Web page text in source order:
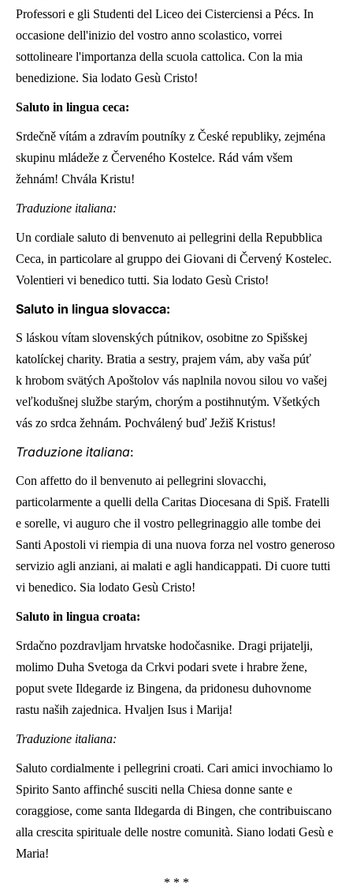
Professori e gli Studenti del Liceo dei Cisterciensi a Pécs. In
occasione dell'inizio del vostro anno scolastico, vorrei
sottolineare l'importanza della scuola cattolica. Con la mia
benedizione. Sia lodato Gesù Cristo!
Saluto in lingua ceca:
Srdečně vítám a zdravím poutníky z České republiky, zejména
skupinu mládeže z Červeného Kostelce. Rád vám všem
žehnám! Chvála Kristu!
Traduzione italiana:
Un cordiale saluto di benvenuto ai pellegrini della Repubblica
Ceca, in particolare al gruppo dei Giovani di Červený Kostelec.
Volentieri vi benedico tutti. Sia lodato Gesù Cristo!
Saluto in lingua slovacca:
S láskou vítam slovenských pútnikov, osobitne zo Spišskej
katolíckej charity. Bratia a sestry, prajem vám, aby vaša púť
k hrobom svätých Apoštolov vás naplnila novou silou vo vašej
veľkodušnej službe starým, chorým a postihnutým. Všetkých
vás zo srdca žehnám. Pochválený buď Ježiš Kristus!
Traduzione italiana:
Con affetto do il benvenuto ai pellegrini slovacchi,
particolarmente a quelli della Caritas Diocesana di Spiš. Fratelli
e sorelle, vi auguro che il vostro pellegrinaggio alle tombe dei
Santi Apostoli vi riempia di una nuova forza nel vostro generoso
servizio agli anziani, ai malati e agli handicappati. Di cuore tutti
vi benedico. Sia lodato Gesù Cristo!
Saluto in lingua croata:
Srdačno pozdravljam hrvatske hodočasnike. Dragi prijatelji,
molimo Duha Svetoga da Crkvi podari svete i hrabre žene,
poput svete Ildegarde iz Bingena, da pridonesu duhovnome
rastu naših zajednica. Hvaljen Isus i Marija!
Traduzione italiana:
Saluto cordialmente i pellegrini croati. Cari amici invochiamo lo
Spirito Santo affinché susciti nella Chiesa donne sante e
coraggiose, come santa Ildegarda di Bingen, che contribuiscano
alla crescita spirituale delle nostre comunità. Siano lodati Gesù e
Maria!
* * *